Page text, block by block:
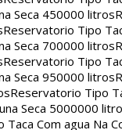
Seca 450000 litros
Reservatorio Tipo
Seca 700000 litros
Reservatorio Tipo
Seca 950000 litros
Reservatorio Tipo
Seca 5000000
Com agua Na